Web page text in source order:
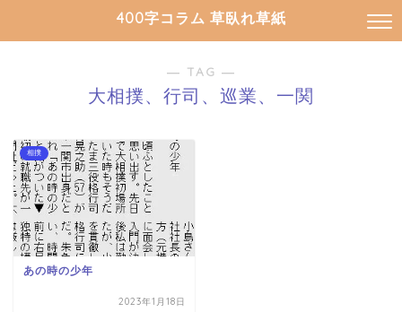
400字コラム 草臥れ草紙
― TAG ―
大相撲、行司、巡業、一関
相撲
あの時の少年
2023年1月18日